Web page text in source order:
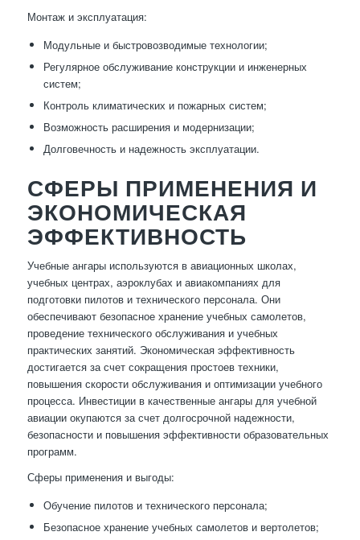
Монтаж и эксплуатация:
Модульные и быстровозводимые технологии;
Регулярное обслуживание конструкции и инженерных
систем;
Контроль климатических и пожарных систем;
Возможность расширения и модернизации;
Долговечность и надежность эксплуатации.
СФЕРЫ ПРИМЕНЕНИЯ И
ЭКОНОМИЧЕСКАЯ
ЭФФЕКТИВНОСТЬ
Учебные ангары используются в авиационных школах,
учебных центрах, аэроклубах и авиакомпаниях для
подготовки пилотов и технического персонала. Они
обеспечивают безопасное хранение учебных самолетов,
проведение технического обслуживания и учебных
практических занятий. Экономическая эффективность
достигается за счет сокращения простоев техники,
повышения скорости обслуживания и оптимизации учебного
процесса. Инвестиции в качественные ангары для учебной
авиации окупаются за счет долгосрочной надежности,
безопасности и повышения эффективности образовательных
программ.
Сферы применения и выгоды:
Обучение пилотов и технического персонала;
Безопасное хранение учебных самолетов и вертолетов;